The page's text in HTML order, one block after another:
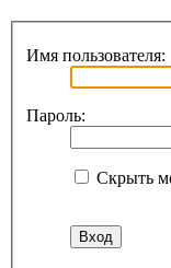
Имя пользователя:
Пароль:
Скрыть